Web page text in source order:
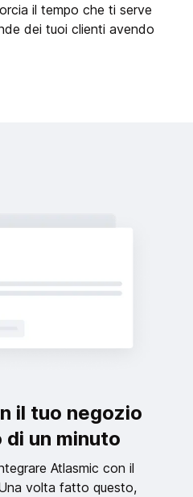
il tempo che ti serve
dei tuoi clienti avendo
il tuo negozio
di un minuto
Atlasmic con il
volta fatto questo,